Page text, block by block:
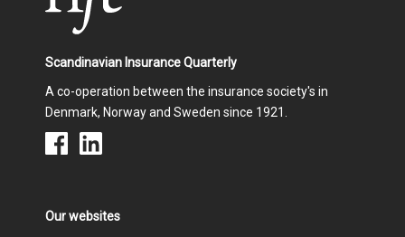
Scandinavian Insurance Quarterly
A co-operation between the insurance society's in
Denmark, Norway and Sweden since 1921.
Our websites